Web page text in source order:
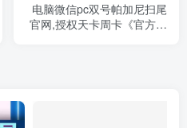
电脑微信pc双号帕加尼扫尾
官网,授权天卡周卡《官方激